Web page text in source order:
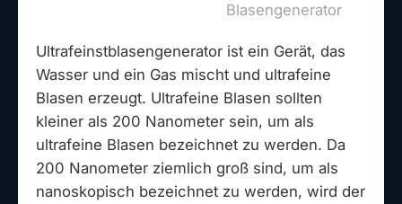
Blasengenerator
Ultrafeinstblasengenerator ist ein Gerät, das
Wasser und ein Gas mischt und ultrafeine
Blasen erzeugt. Ultrafeine Blasen sollten
kleiner als 200 Nanometer sein, um als
ultrafeine Blasen bezeichnet zu werden. Da
200 Nanometer ziemlich groß sind, um als
nanoskopisch bezeichnet zu werden, wird der